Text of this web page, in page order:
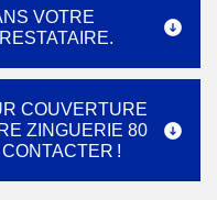
VOTRE
COUVERTURE
ZINGUERIE 80
!